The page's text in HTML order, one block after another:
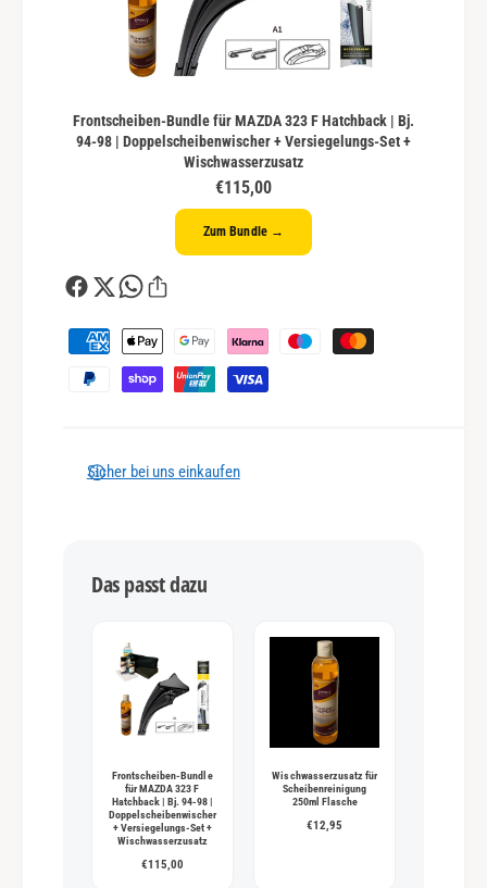
Frontscheiben-Bundle für MAZDA 323 F Hatchback | Bj.
94-98 | Doppelscheibenwischer + Versiegelungs-Set +
Wischwasserzusatz
€115,00
Zum Bundle →
Z
a
Sicher bei uns einkaufen
Das passt dazu
Frontscheiben-Bundle
für MAZDA 323 F
Hatchback | Bj. 94-98 |
Doppelscheibenwischer
+ Versiegelungs-Set +
Wischwasserzusatz
€115,00
Wischwasserzusatz für
Scheibenreinigung
250ml Flasche
€12,95